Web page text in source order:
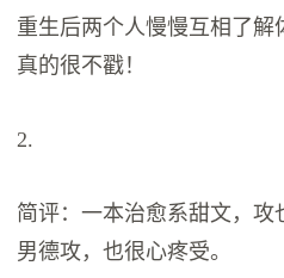
重生后两个人慢慢互相了解
真的很不戳！
2.
简评：一本治愈系甜文，攻
男德攻，也很心疼受。